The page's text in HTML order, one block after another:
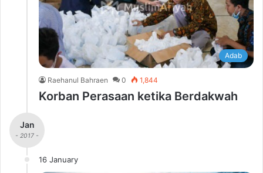
Adab
Raehanul Bahraen 0 1,844
Korban Perasaan ketika Berdakwah
Jan
- 2017 -
16 January